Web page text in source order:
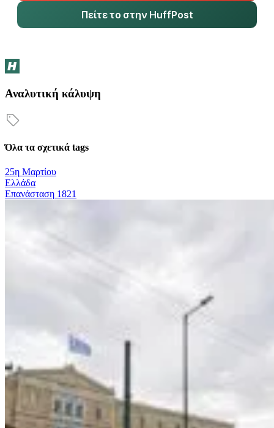
Πείτε το στην HuffPost
Αναλυτική κάλυψη
Όλα τα σχετικά tags
25η Μαρτίου
Ελλάδα
Επανάσταση 1821